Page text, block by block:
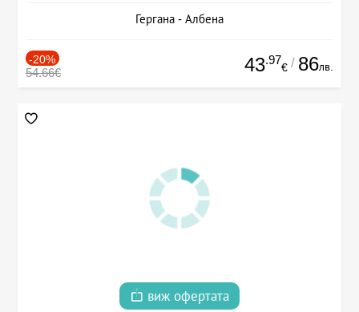
Гергана - Албена
-20%
54.66€ 43.97
€ / 86лв.
виж офертата